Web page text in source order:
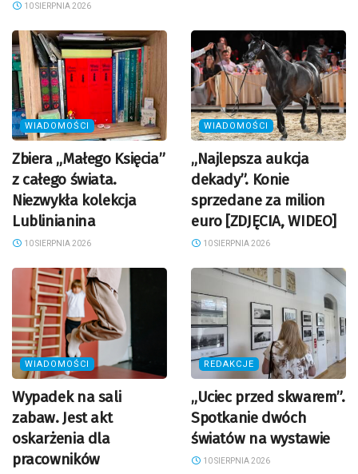
10 SIERPNIA 2026
WIADOMOŚCI
Zbiera „Małego Księcia”
z całego świata.
Niezwykła kolekcja
Lublinianina
10 SIERPNIA 2026
WIADOMOŚCI
„Najlepsza aukcja
dekady”. Konie
sprzedane za milion
euro [ZDJĘCIA, WIDEO]
10 SIERPNIA 2026
WIADOMOŚCI
Wypadek na sali
zabaw. Jest akt
oskarżenia dla
pracowników
REDAKCJE
„Uciec przed skwarem”.
Spotkanie dwóch
światów na wystawie
10 SIERPNIA 2026